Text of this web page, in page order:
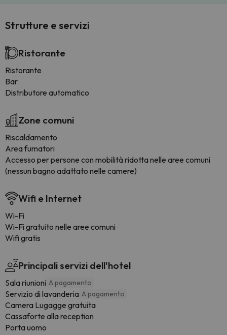
Strutture e servizi
Ristorante
Ristorante
Bar
Distributore automatico
Zone comuni
Riscaldamento
Area fumatori
Accesso per persone con mobilità ridotta nelle aree comuni
(nessun bagno adattato nelle camere)
Wifi e Internet
Wi-Fi
Wi-Fi gratuito nelle aree comuni
Wifi gratis
Principali servizi dell'hotel
Sala riunioni A pagamento
Servizio di lavanderia A pagamento
Camera Lugagge gratuita
Cassaforte alla reception
Porta uomo